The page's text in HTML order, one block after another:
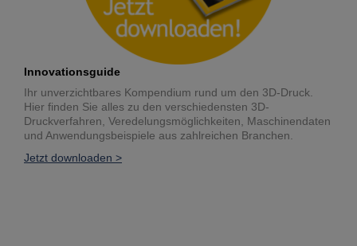
Innovationsguide
Ihr unverzichtbares Kompendium rund um den 3D-Druck.
Hier finden Sie alles zu den verschiedensten 3D-
Druckverfahren, Veredelungsmöglichkeiten, Maschinendaten
und Anwendungsbeispiele aus zahlreichen Branchen.
Jetzt downloaden >